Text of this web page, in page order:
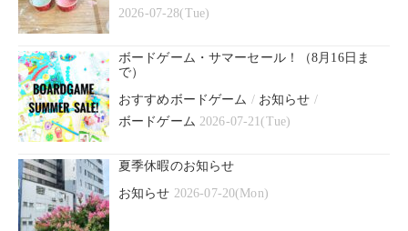
2026-07-28(Tue)
ボードゲーム・サマーセール！（8月16日ま
で）
おすすめボードゲーム / お知らせ /
ボードゲーム 2026-07-21(Tue)
夏季休暇のお知らせ
お知らせ 2026-07-20(Mon)